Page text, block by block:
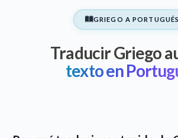
GRIEGO A PORTUGUÉS
Traducir Griego
texto en